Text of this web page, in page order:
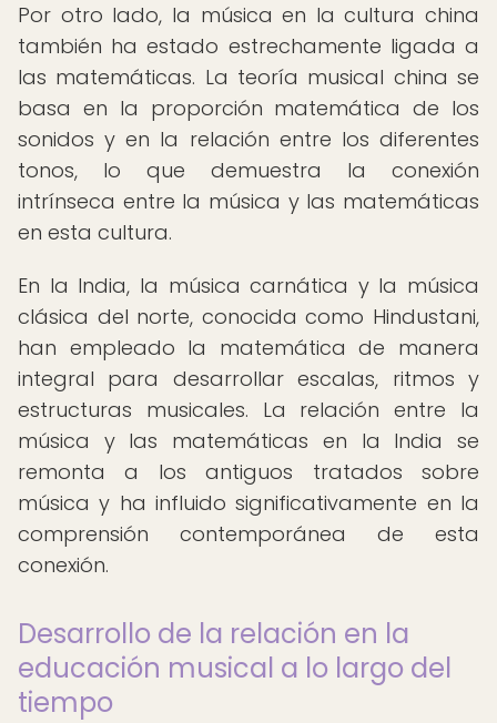
Por otro lado, la música en la cultura china
también ha estado estrechamente ligada a
las matemáticas. La teoría musical china se
basa en la proporción matemática de los
sonidos y en la relación entre los diferentes
tonos, lo que demuestra la conexión
intrínseca entre la música y las matemáticas
en esta cultura.
En la India, la música carnática y la música
clásica del norte, conocida como Hindustani,
han empleado la matemática de manera
integral para desarrollar escalas, ritmos y
estructuras musicales. La relación entre la
música y las matemáticas en la India se
remonta a los antiguos tratados sobre
música y ha influido significativamente en la
comprensión contemporánea de esta
conexión.
Desarrollo de la relación en la
educación musical a lo largo del
tiempo